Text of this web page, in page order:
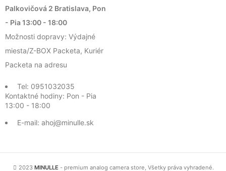
Palkovičová 2 Bratislava, Pon
- Pia 13:00 - 18:00
Možnosti dopravy: Výdajné
miesta/Z-BOX Packeta, Kuriér
Packeta na adresu
Tel: 0951032035
Kontaktné hodiny: Pon - Pia
13:00 - 18:00
E-mail: ahoj@minulle.sk
2023 MINULLE - premium analog camera store, Všetky práva vyhradené.